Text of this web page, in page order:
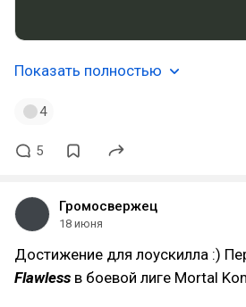
Показать полностью
4
5
Громосвержец
18 июня
Достижение для лоускилла :)
Flawless в боевой лиге Mortal